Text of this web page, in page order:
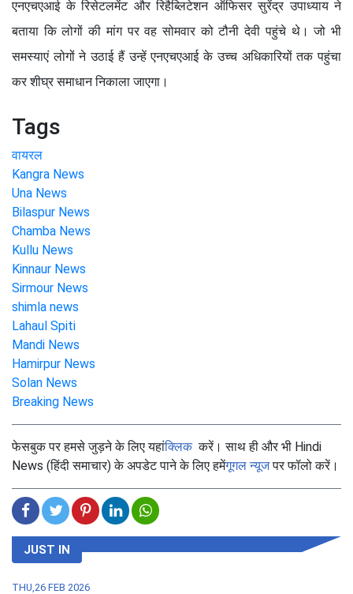
एनएचएआई के रिसेटलमेंट और रिहैब्लिटेशन ऑफिसर सुरेंद्र उपाध्याय ने
बताया कि लोगों की मांग पर वह सोमवार को टौनी देवी पहुंचे थे। जो भी
समस्याएं लोगों ने उठाई हैं उन्हें एनएचएआई के उच्च अधिकारियों तक पहुंचा
कर शीघ्र समाधान निकाला जाएगा।
Tags
वायरल
Kangra News
Una News
Bilaspur News
Chamba News
Kullu News
Kinnaur News
Sirmour News
shimla news
Lahaul Spiti
Mandi News
Hamirpur News
Solan News
Breaking News
फेसबुक पर हमसे जुड़ने के लिए यहांक्लिककरें। साथ ही और भी Hindi
News (हिंदी समाचार) के अपडेट पाने के लिए हमेंगूगल न्यूजपर फॉलो करें।
JUST IN
THU,26 FEB 2026